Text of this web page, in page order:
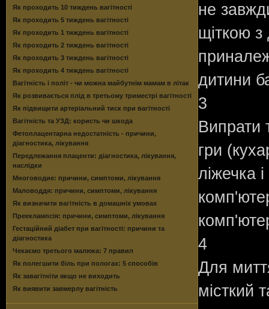
Як проходить 10 тиждень вагітності
Як проходить 5 тиждень вагітності
Як проходить 1 тиждень вагітності
Як проходить 2 тиждень вагітності
Як проходить 3 тиждень вагітності
Як проходить 4 тиждень вагітності
Вагітність і політ - чи можна майбутнім мамам в літак
Як розвивається плід в третьому триместрі вагітності
Як підвищити артеріальний тиск при вагітності
Вагітність та УЗД: користь чи шкода
Фетоплацентарна недостатність - причини,
діагностика, лікування
Передлежання плаценти: діагностика, лікування,
наслідки
Многоводие: причини, симптоми, лікування
Маловоддя: причини, симптоми, лікування
Як визначити вагітність в домашніх умовах
Прееклампсія: причини, симптоми, лікування
Гестаційний діабет при вагітності: причини та
діагностика
Чекаємо третього малюка: 7 правил
Як полегшити біль при пологах: 5 способів
Як завагітніти якщо не виходить
Як виявити завмерлу вагітність
не
щіткою
дитини
3
Випрати
гри
ліжечка
4
Для
місткий